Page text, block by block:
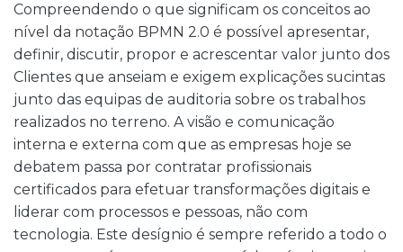
Compreendendo o que significam os conceitos ao
nível da notação BPMN 2.0 é possível apresentar,
definir, discutir, propor e acrescentar valor junto dos
Clientes que anseiam e exigem explicações sucintas
junto das equipas de auditoria sobre os trabalhos
realizados no terreno. A visão e comunicação
interna e externa com que as empresas hoje se
debatem passa por contratar profissionais
certificados para efetuar transformações digitais e
liderar com processos e pessoas, não com
tecnologia. Este desígnio é sempre referido a todo o